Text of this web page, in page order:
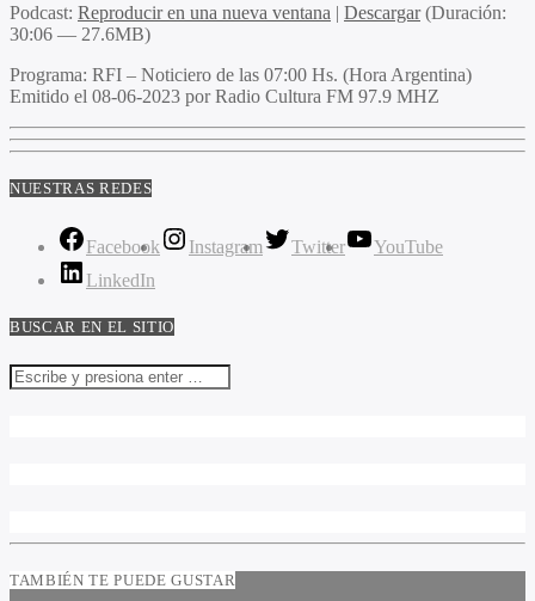
Podcast: Reproducir en una nueva ventana | Descargar(Duración:
30:06 — 27.6MB)
Programa: RFI – Noticiero de las 07:00 Hs. (Hora Argentina)
Emitido el 08-06-2023 por Radio Cultura FM 97.9 MHZ
NUESTRAS REDES
Facebook Instagram Twitter
YouTube
LinkedIn
BUSCAR EN EL SITIO
TAMBIÉN TE PUEDE GUSTAR